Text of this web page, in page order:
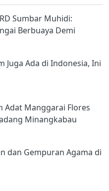
Sumbar Muhidi:
Berbuaya Demi
Orang Tua
Juga Ada di Indonesia, Ini
Adat Manggarai Flores
Minangkabau
dan Gempuran Agama di